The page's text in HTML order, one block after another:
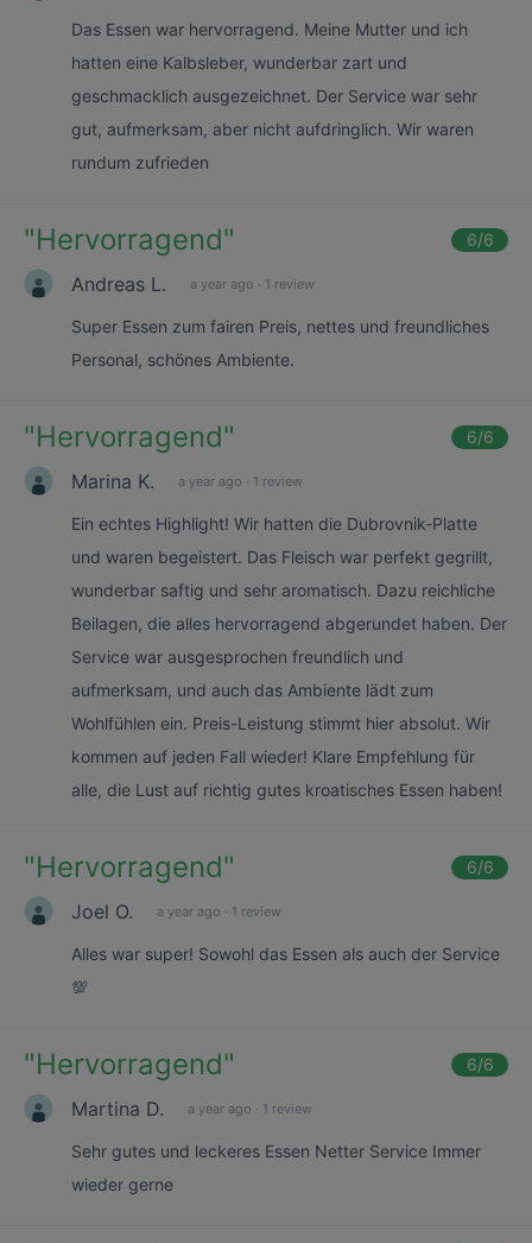
Das Essen war hervorragend. Meine Mutter und ich
hatten eine Kalbsleber, wunderbar zart und
geschmacklich ausgezeichnet. Der Service war sehr
gut, aufmerksam, aber nicht aufdringlich. Wir waren
rundum zufrieden
"Hervorragend" 6/6
Andreas L. a year ago · 1 review
Super Essen zum fairen Preis, nettes und freundliches
Personal, schönes Ambiente.
"Hervorragend" 6/6
Marina K. a year ago · 1 review
Ein echtes Highlight! Wir hatten die Dubrovnik-Platte
und waren begeistert. Das Fleisch war perfekt gegrillt,
wunderbar saftig und sehr aromatisch. Dazu reichliche
Beilagen, die alles hervorragend abgerundet haben. Der
Service war ausgesprochen freundlich und
aufmerksam, und auch das Ambiente lädt zum
Wohlfühlen ein. Preis-Leistung stimmt hier absolut. Wir
kommen auf jeden Fall wieder! Klare Empfehlung für
alle, die Lust auf richtig gutes kroatisches Essen haben!
"Hervorragend" 6/6
Joel O. a year ago · 1 review
Alles war super! Sowohl das Essen als auch der Service
💯
"Hervorragend" 6/6
Martina D. a year ago · 1 review
Sehr gutes und leckeres Essen Netter Service Immer
wieder gerne